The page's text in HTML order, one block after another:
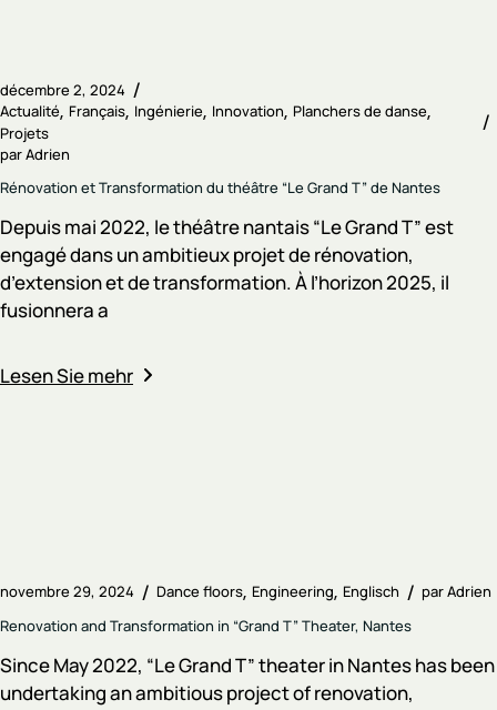
décembre 2, 2024
Actualité Français Ingénierie Innovation Planchers de danse
Projets
parAdrien
Rénovation et Transformation du théâtre “Le Grand T” de Nantes
Depuis mai 2022, le théâtre nantais “Le Grand T” est
engagé dans un ambitieux projet de rénovation,
d’extension et de transformation. À l’horizon 2025, il
fusionnera a
Lesen Sie mehr
novembre 29, 2024 Dance floors Engineering Englisch parAdrien
Renovation and Transformation in “Grand T” Theater, Nantes
Since May 2022, “Le Grand T” theater in Nantes has been
undertaking an ambitious project of renovation,